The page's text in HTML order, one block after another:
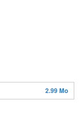
2.99 Mo